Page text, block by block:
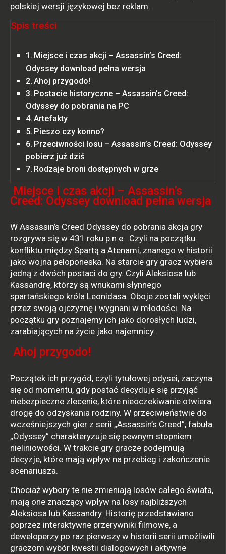
polskiej wersji językowej bez reklam.
Spis treści
Miejsce i czas akcji – Assassin’s Creed:
Odyssey download pełna wersja
Ahoj przygodo!
Postacie historyczne – Assassin’s Creed:
Odyssey do pobrania na PC
Artefakty
Pieszo czy konno?
Przeciwności losu – Assassin’s Creed: Odyssey
pobierz już dziś
Rodzaje broni dostępnych w grze
Miejsce i czas akcji – Assassin’s
Creed: Odyssey download pełna wersja
W Assassin’s Creed Odyssey do pobrania akcja gry
rozgrywa się w 431 roku p.n.e.. Czyli na początku
konfliktu między Spartą a Atenami, znanego w historii
jako wojna peloponeska. Na starcie gry gracz wybiera
jedną z dwóch postaci do gry. Czyli Aleksiosa lub
Kassandrę, którzy są wnukami słynnego
spartańskiego króla Leonidasa. Oboje zostali wyklęci
przez swoją ojczyznę i wygnani w młodości. Na
początku gry poznajemy ich jako dorosłych ludzi,
zarabiających na życie jako najemnicy.
Ahoj przygodo!
Początek ich przygód, czyli tytułowej odysei, zaczyna
się od momentu, gdy postać decyduje się przyjąć
niebezpieczne zlecenie, które nieoczekiwanie otwiera
drogę do odzyskania rodziny. W przeciwieństwie do
wcześniejszych gier z serii „Assassin’s Creed”, fabuła
„Odyssey” charakteryzuje się pewnym stopniem
nieliniowości. W trakcie gry gracze podejmują
decyzje, które mają wpływ na przebieg i zakończenie
scenariusza.
Chociaż wybory te nie zmieniają losów całego świata,
mają one znaczący wpływ na losy najbliższych
Aleksiosa lub Kassandry. Historię przedstawiano
poprzez interaktywne przerywniki filmowe, a
deweloperzy po raz pierwszy w historii serii umożliwili
graczom wybór kwestii dialogowych i aktywne